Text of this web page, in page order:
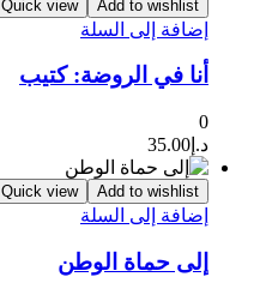
Add to wishlist
Quick view
إضافة إلى السلة
أنا في الروضة: كتيب
0
د.إ 35.00
Add to wishlist
Quick view
إضافة إلى السلة
إلى حماة الوطن